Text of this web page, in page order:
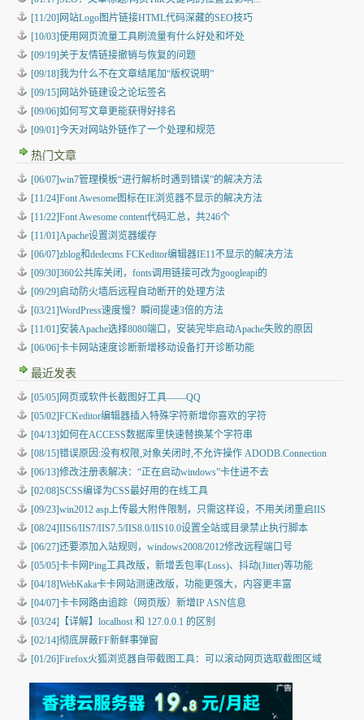
[11/20]网站Logo图片链接HTML代码深藏的SEO技巧
[10/03]使用网页流量工具刷流量有什么好处和坏处
[09/19]关于友情链接撤销与恢复的问题
[09/18]我为什么不在文章结尾加“版权说明”
[09/15]网站外链建设之论坛签名
[09/06]如何写文章更能获得好排名
[09/01]今天对网站外链作了一个处理和规范
热门文章
[06/07]win7管理模板“进行解析时遇到错误”的解决方法
[11/24]Font Awesome图标在IE浏览器不显示的解决方法
[11/22]Font Awesome content代码汇总，共246个
[11/01]Apache设置浏览器缓存
[06/07]zblog和dedecms FCKeditor编辑器IE11不显示的解决方法
[09/30]360公共库关闭，fonts调用链接可改为googleapi的
[09/29]启动防火墙后远程自动断开的处理方法
[03/21]WordPress速度慢？瞬间提速3倍的方法
[11/01]安装Apache选择8080端口，安装完毕启动Apache失败的原因
[06/06]卡卡网站速度诊断新增移动设备打开诊断功能
最近发表
[05/05] 网页或软件长截图好工具——QQ
[05/02]FCKeditor编辑器插入特殊字符新增你喜欢的字符
[04/13]如何在ACCESS数据库里快速替换某个字符串
[08/15]错误原因:没有权限,对象关闭时,不允许操作 ADODB.Connection
[06/13]修改注册表解决：“正在启动windows”卡住进不去
[02/08]SCSS编译为CSS最好用的在线工具
[09/23]win2012 asp上传最大附件限制，只需这样设，不用关闭重启IIS
[08/24]IIS6/IIS7/IIS7.5/IIS8.0/IIS10.0设置全站或目录禁止执行脚本
[06/27]还要添加入站规则，windows2008/2012修改远程端口号
[05/05]卡卡网Ping工具改版，新增丢包率(Loss)、抖动(Jitter)等功能
[04/18]WebKaka卡卡网站测速改版，功能更强大，内容更丰富
[04/07]卡卡网路由追踪（网页版）新增IP ASN信息
[03/24] 【详解】localhost 和 127.0.0.1 的区别
[02/14]彻底屏蔽FF新鲜事弹窗
[01/26]Firefox火狐浏览器自带截图工具：可以滚动网页选取截图区域